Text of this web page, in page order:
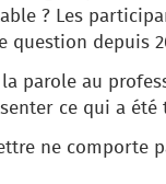
? Les
question depuis
parole au
ce qui a été
ne comporte